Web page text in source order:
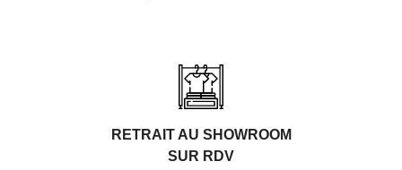
RETRAIT AU SHOWROOM
SUR RDV